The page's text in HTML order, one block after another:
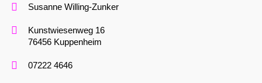
Susanne Willing-Zunker
Kunstwiesenweg 16
76456 Kuppenheim
07222 4646